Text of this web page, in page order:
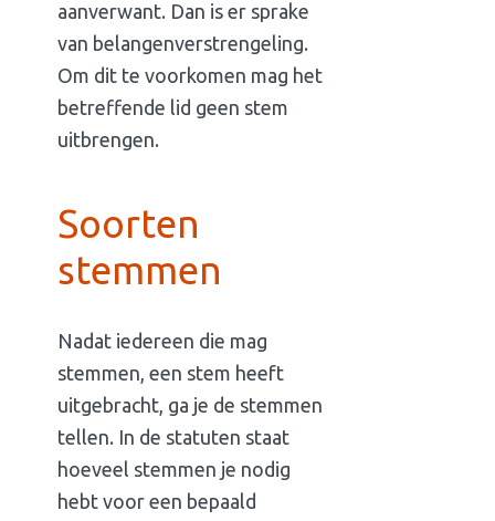
aanverwant. Dan is er sprake
van belangenverstrengeling.
Om dit te voorkomen mag het
betreffende lid geen stem
uitbrengen.
Soorten
stemmen
Nadat iedereen die mag
stemmen, een stem heeft
uitgebracht, ga je de stemmen
tellen. In de statuten staat
hoeveel stemmen je nodig
hebt voor een bepaald